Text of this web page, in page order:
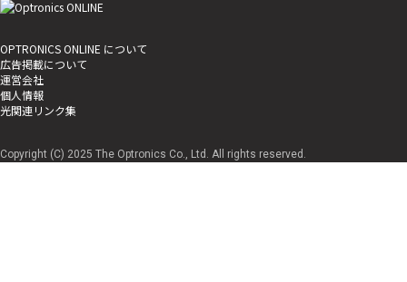
OPTRONICS ONLINE について
広告掲載について
運営会社
個人情報
光関連リンク集
Copyright (C) 2025 The Optronics Co., Ltd. All rights reserved.